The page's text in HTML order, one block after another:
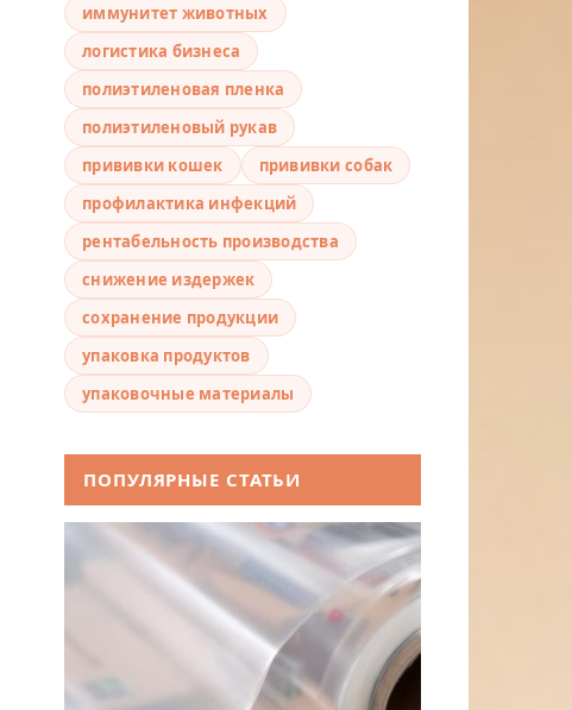
иммунитет животных
логистика бизнеса
полиэтиленовая пленка
полиэтиленовый рукав
прививки кошек
прививки собак
профилактика инфекций
рентабельность производства
снижение издержек
сохранение продукции
упаковка продуктов
упаковочные материалы
ПОПУЛЯРНЫЕ СТАТЬИ